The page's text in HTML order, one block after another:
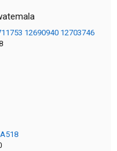
12690940 12703746